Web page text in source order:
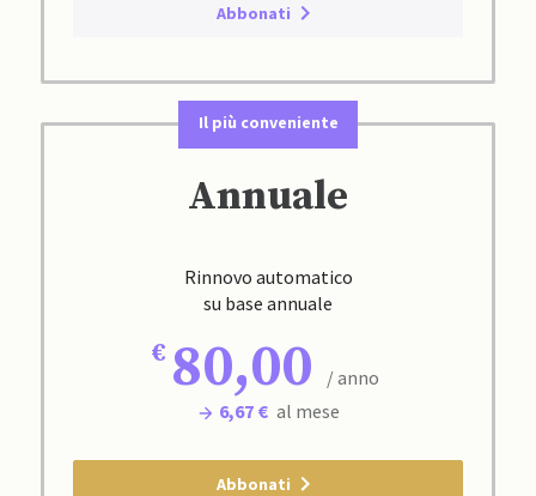
Abbonati
Il più conveniente
Annuale
Rinnovo automatico
su base annuale
80,00
/ anno
6,67 € al mese
Abbonati